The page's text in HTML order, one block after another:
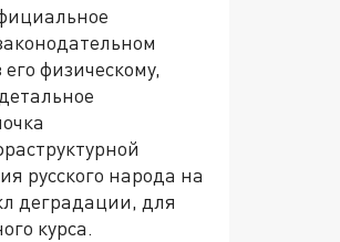
физическому,
русского народа на
деградации, для
курса.